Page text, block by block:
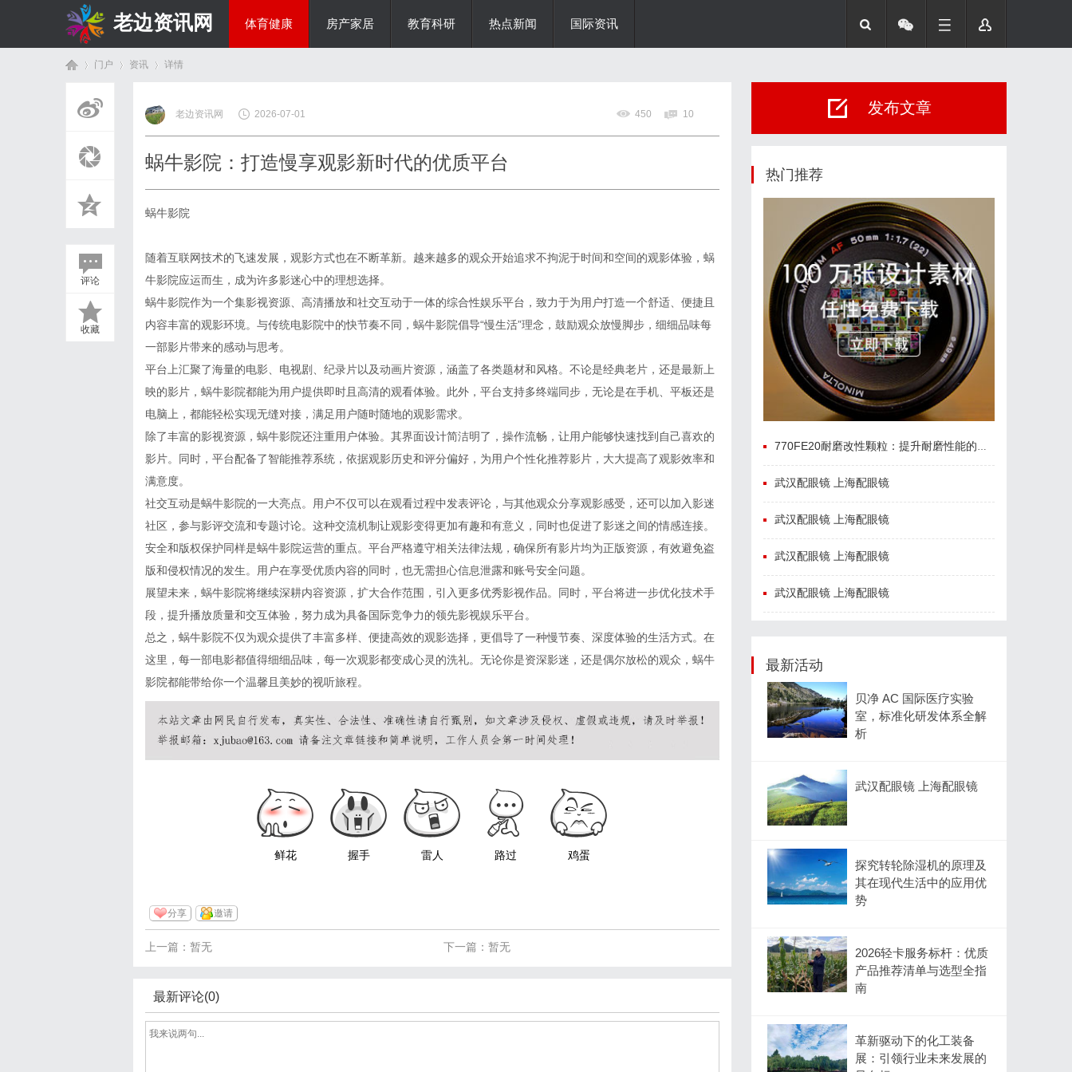
老边资讯网 体育健康 房产家居 教育科研 热点新闻 国际资讯
门户 资讯
›
详情
评论
收藏
老边资讯网 2026-07-01 450 10
蜗牛影院：打造慢享观影新时代的优质平台
蜗牛影院
随着互联网技术的飞速发展，观影方式也在不断革新。越来越多的观众开始追求不拘泥于时间和空间的观影体验，蜗
牛影院应运而生，成为许多影迷心中的理想选择。
蜗牛影院作为一个集影视资源、高清播放和社交互动于一体的综合性娱乐平台，致力于为用户打造一个舒适、便捷且
内容丰富的观影环境。与传统电影院中的快节奏不同，蜗牛影院倡导“慢生活”理念，鼓励观众放慢脚步，细细品味每
一部影片带来的感动与思考。
平台上汇聚了海量的电影、电视剧、纪录片以及动画片资源，涵盖了各类题材和风格。不论是经典老片，还是最新上
映的影片，蜗牛影院都能为用户提供即时且高清的观看体验。此外，平台支持多终端同步，无论是在手机、平板还是
电脑上，都能轻松实现无缝对接，满足用户随时随地的观影需求。
除了丰富的影视资源，蜗牛影院还注重用户体验。其界面设计简洁明了，操作流畅，让用户能够快速找到自己喜欢的
影片。同时，平台配备了智能推荐系统，依据观影历史和评分偏好，为用户个性化推荐影片，大大提高了观影效率和
满意度。
社交互动是蜗牛影院的一大亮点。用户不仅可以在观看过程中发表评论，与其他观众分享观影感受，还可以加入影迷
社区，参与影评交流和专题讨论。这种交流机制让观影变得更加有趣和有意义，同时也促进了影迷之间的情感连接。
安全和版权保护同样是蜗牛影院运营的重点。平台严格遵守相关法律法规，确保所有影片均为正版资源，有效避免盗
版和侵权情况的发生。用户在享受优质内容的同时，也无需担心信息泄露和账号安全问题。
展望未来，蜗牛影院将继续深耕内容资源，扩大合作范围，引入更多优秀影视作品。同时，平台将进一步优化技术手
段，提升播放质量和交互体验，努力成为具备国际竞争力的领先影视娱乐平台。
总之，蜗牛影院不仅为观众提供了丰富多样、便捷高效的观影选择，更倡导了一种慢节奏、深度体验的生活方式。在
这里，每一部电影都值得细细品味，每一次观影都变成心灵的洗礼。无论你是资深影迷，还是偶尔放松的观众，蜗牛
影院都能带给你一个温馨且美妙的视听旅程。
鲜花 握手 雷人 路过 鸡蛋
分享 邀请
下一篇：暂无
上一篇：暂无
最新评论(0)
发布文章
热门推荐
770FE20耐磨改性颗粒：提升耐磨性能的革命性材料
武汉配眼镜 上海配眼镜
武汉配眼镜 上海配眼镜
武汉配眼镜 上海配眼镜
武汉配眼镜 上海配眼镜
最新活动
贝净 AC 国际医疗实验
室，标准化研发体系全解
析
武汉配眼镜 上海配眼镜
探究转轮除湿机的原理及
其在现代生活中的应用优
势
2026轻卡服务标杆：优质
产品推荐清单与选型全指
南
革新驱动下的化工装备
展：引领行业未来发展的